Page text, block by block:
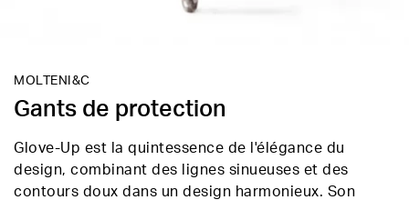
MOLTENI&C
Gants de protection
Glove-Up est la quintessence de l'élégance du
design, combinant des lignes sinueuses et des
contours doux dans un design harmonieux. Son